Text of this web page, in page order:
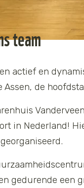
team
actief en
Assen, de
in Nederland!
gedurende een